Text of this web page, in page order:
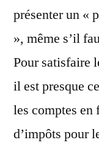
présenter un «
», même s’il
Pour satisfaire
il est presque
les comptes en
d’impôts pour